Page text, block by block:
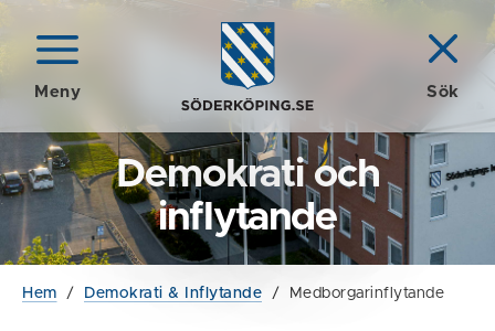
Meny Sök
Demokrati och
inflytande
Hem / Demokrati & Inflytande / Medborgarinflytande